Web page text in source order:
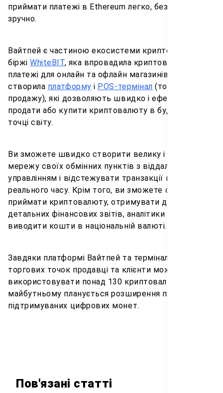
приймати платежі в Ethereum легко, безпечно і
зручно.
Вайтпей є частиною екосистеми криптовалютної
біржіWhiteBIT, яка впровадила криптовалютні
платежі для онлайн та офлайн магазинів. Вайтпей
створила платформу і POS-термінал (точку
продажу), які дозволяють швидко і ефективно
продати або купити криптовалюту в будь-якій
точці світу.
Ви зможете швидко створити велику і повноцінну
мережу своїх обмінних пунктів з віддаленим
управлінням і відстежувати транзакції в режимі
реального часу. Крім того, ви зможете оплачувати і
приймати криптовалюту, отримувати доступ до
детальних фінансових звітів, аналітики та
виводити кошти в національній валюті.
Завдяки платформі Вайтпей та терміналу для
торгових точок продавці та клієнти можуть
використовувати понад 130 криптовалют. У
майбутньому планується розширення переліку
підтримуваних цифрових монет.
Пов'язані статті